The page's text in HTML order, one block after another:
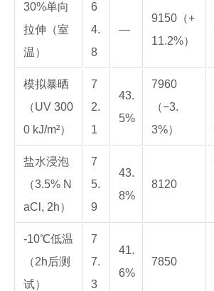
30%单向
拉伸（室
温）
6
4.
8
—
9150（+
11.2%）
模拟暴晒
（UV 300
0 kJ/m²）
7
2.
1
43.
5%
7960
（−3.
3%）
盐水浸泡
（3.5% N
aCl, 2h）
7
5.
9
43.
8%
8120
-10℃低温
（2h后测
试）
7
7.
3
41.
6%
7850